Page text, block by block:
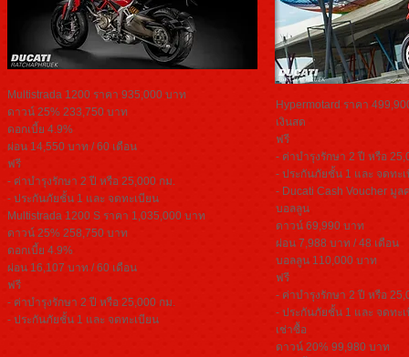
Multistrada 1200 ราคา 935,000 บาท
ดาวน์ 25% 233,750 บาท
ดอกเบี้ย 4.9%
ผ่อน 14,550 บาท / 60 เดือน
ฟรี
- ค่าบำรุงรักษา 2 ปี หรือ 25,000 กม.
- ประกันภัยชั้น 1 และ จดทะเบียน
Multistrada 1200 S ราคา 1,035,000 บาท
ดาวน์ 25% 258,750 บาท
ดอกเบี้ย 4.9%
ผ่อน 16,107 บาท / 60 เดือน
ฟรี
- ค่าบำรุงรักษา 2 ปี หรือ 25,000 กม.
- ประกันภัยชั้น 1 และ จดทะเบียน
Hypermotard ราคา
เงินสด
ฟรี
- ค่าบำรุงรักษา 2 ปี หรือ
- ประกันภัยชั้น 1 และ จดทะ
- Ducati Cash Voucher มู
บอลลูน
ดาวน์ 69,990 บาท
ผ่อน 7,988 บาท / 48 เดือน
บอลลูน 110,000 บาท
ฟรี
- ค่าบำรุงรักษา 2 ปี หรือ
- ประกันภัยชั้น 1 และ จดทะ
เช่าซื้อ
ดาวน์ 20% 99,980 บาท